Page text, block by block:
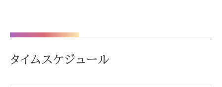
タイムスケジュール